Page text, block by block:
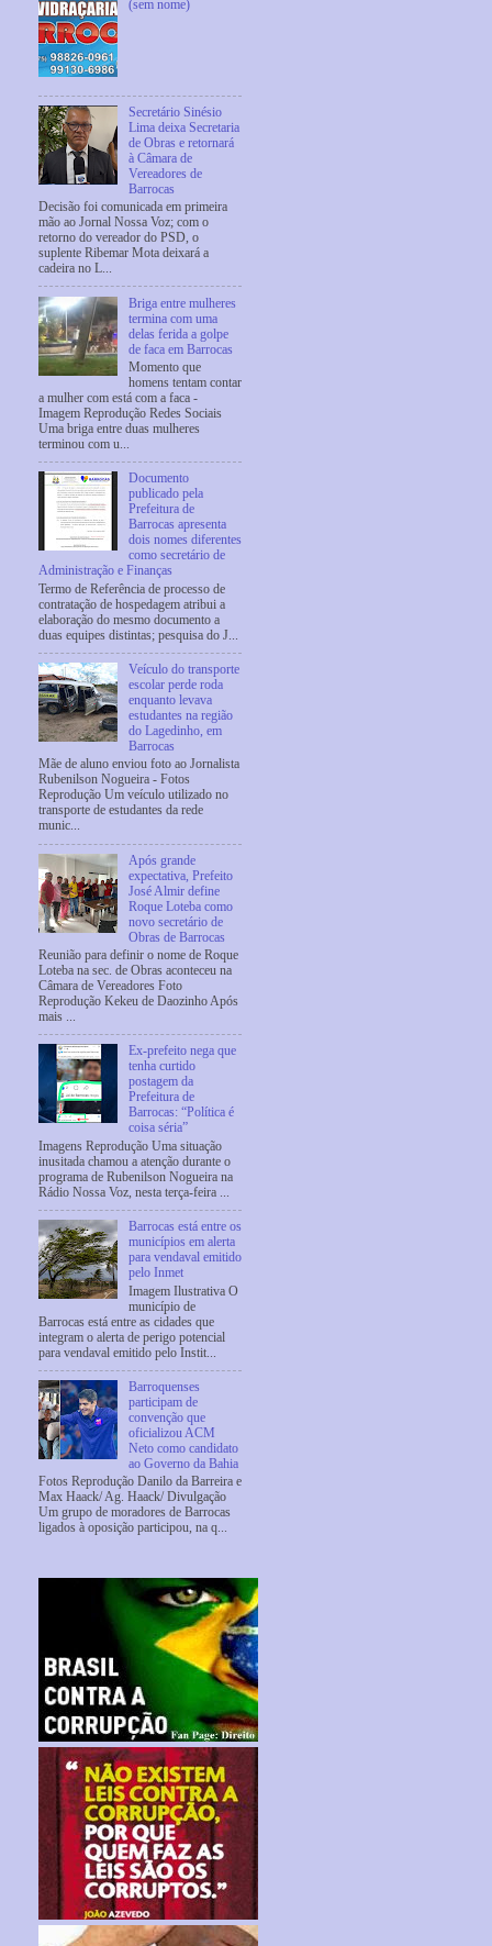
(sem nome)
Secretário Sinésio
Lima deixa Secretaria
de Obras e retornará
à Câmara de
Vereadores de
Barrocas
Decisão foi comunicada em primeira
mão ao Jornal Nossa Voz; com o
retorno do vereador do PSD, o
suplente Ribemar Mota deixará a
cadeira no L...
Briga entre mulheres
termina com uma
delas ferida a golpe
de faca em Barrocas
Momento que
homens tentam contar
a mulher com está com a faca -
Imagem Reprodução Redes Sociais
Uma briga entre duas mulheres
terminou com u...
Documento
publicado pela
Prefeitura de
Barrocas apresenta
dois nomes diferentes
como secretário de
Administração e Finanças
Termo de Referência de processo de
contratação de hospedagem atribui a
elaboração do mesmo documento a
duas equipes distintas; pesquisa do J...
Veículo do transporte
escolar perde roda
enquanto levava
estudantes na região
do Lagedinho, em
Barrocas
Mãe de aluno enviou foto ao Jornalista
Rubenilson Nogueira - Fotos
Reprodução Um veículo utilizado no
transporte de estudantes da rede
munic...
Após grande
expectativa, Prefeito
José Almir define
Roque Loteba como
novo secretário de
Obras de Barrocas
Reunião para definir o nome de Roque
Loteba na sec. de Obras aconteceu na
Câmara de Vereadores Foto
Reprodução Kekeu de Daozinho Após
mais ...
Ex-prefeito nega que
tenha curtido
postagem da
Prefeitura de
Barrocas: “Política é
coisa séria”
Imagens Reprodução Uma situação
inusitada chamou a atenção durante o
programa de Rubenilson Nogueira na
Rádio Nossa Voz, nesta terça-feira ...
Barrocas está entre os
municípios em alerta
para vendaval emitido
pelo Inmet
Imagem Ilustrativa O
município de
Barrocas está entre as cidades que
integram o alerta de perigo potencial
para vendaval emitido pelo Instit...
Barroquenses
participam de
convenção que
oficializou ACM
Neto como candidato
ao Governo da Bahia
Fotos Reprodução Danilo da Barreira e
Max Haack/ Ag. Haack/ Divulgação
Um grupo de moradores de Barrocas
ligados à oposição participou, na q...